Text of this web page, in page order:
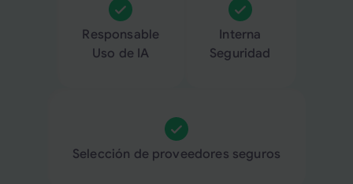
Responsable
Uso de IA
Interna
Seguridad
Selección de proveedores seguros